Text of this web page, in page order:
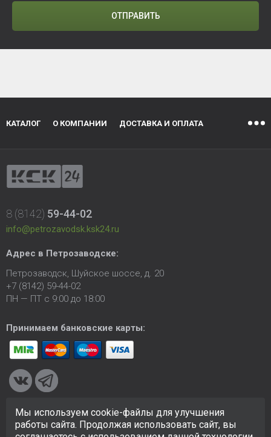
ОТПРАВИТЬ
КАТАЛОГ О КОМПАНИИ ДОСТАВКА И ОПЛАТА
8 (8142) 59-44-02
info@petrozavodsk.ksk24.ru
Адрес в Петрозаводске:
Петрозаводск, Шуйское шоссе, д. 20
+7 (8142) 59-44-02
ПН — ПТ с 9:00 до 18:00
Принимаем банковские карты:
© 2005-2026 ООО «КСК». Сайтhttps://petrozavodsk.ksk24.ru
создан исключительно в информационных целях и любая
Мы используем cookie-файлы для улучшения
работы сайта. Продолжая использовать сайт, вы